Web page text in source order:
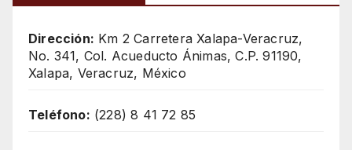
Dirección: Km 2 Carretera Xalapa-Veracruz,
No. 341, Col. Acueducto Ánimas, C.P. 91190,
Xalapa, Veracruz, México
Teléfono: (228) 8 41 72 85